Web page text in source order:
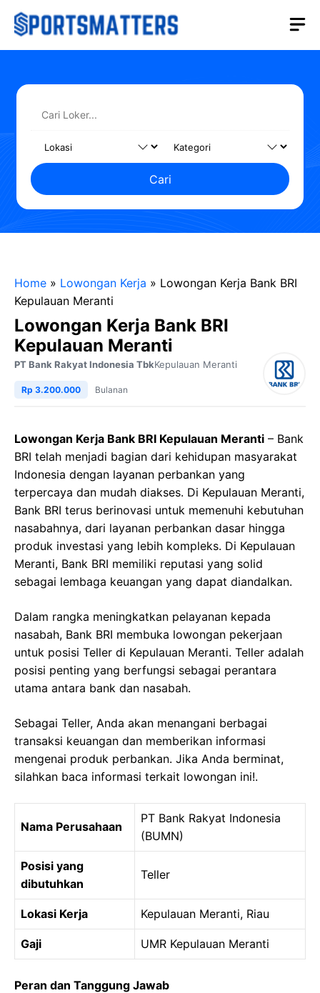
Langsung
Cari
Home » Lowongan Kerja » Lowongan Kerja Bank BRI
Kepulauan Meranti
Lowongan Kerja Bank BRI
Kepulauan Meranti
PT Bank Rakyat Indonesia TbkKepulauan Meranti
Rp 3.200.000 Bulanan
Lowongan Kerja Bank BRI Kepulauan Meranti – Bank
BRI telah menjadi bagian dari kehidupan masyarakat
Indonesia dengan layanan perbankan yang
terpercaya dan mudah diakses. Di Kepulauan Meranti,
Bank BRI terus berinovasi untuk memenuhi kebutuhan
nasabahnya, dari layanan perbankan dasar hingga
produk investasi yang lebih kompleks. Di Kepulauan
Meranti, Bank BRI memiliki reputasi yang solid
sebagai lembaga keuangan yang dapat diandalkan.
Dalam rangka meningkatkan pelayanan kepada
nasabah, Bank BRI membuka lowongan pekerjaan
untuk posisi Teller di Kepulauan Meranti. Teller adalah
posisi penting yang berfungsi sebagai perantara
utama antara bank dan nasabah.
Sebagai Teller, Anda akan menangani berbagai
transaksi keuangan dan memberikan informasi
mengenai produk perbankan. Jika Anda berminat,
silahkan baca informasi terkait lowongan ini!.
Nama Perusahaan
PT Bank Rakyat Indonesia
(BUMN)
Posisi yang
dibutuhkan
Teller
Lokasi Kerja Kepulauan Meranti, Riau
Gaji UMR Kepulauan Meranti
Peran dan Tanggung Jawab